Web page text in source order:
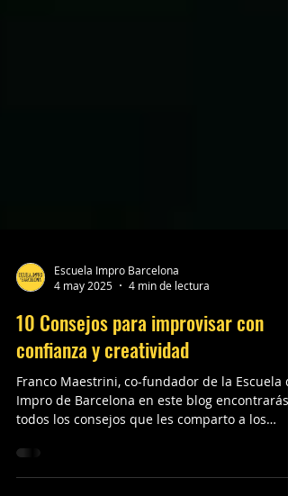
Escuela Impro Barcelona
4 may 2025
4 min de lectura
10 Consejos para improvisar con
confianza y creatividad
Franco Maestrini, co-fundador de la Escuela
Impro de Barcelona en este blog encontrarás
alumnos y alumnas.